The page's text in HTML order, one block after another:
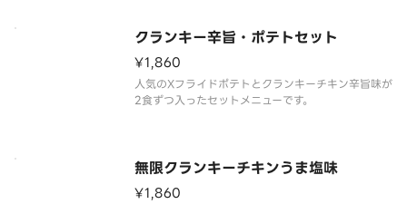
クランキー辛旨・ポテトセット
¥1,860
人気のXフライドポテトとクランキーチキン辛旨味が
2食ずつ入ったセットメニューです。
無限クランキーチキンうま塩味
¥1,860